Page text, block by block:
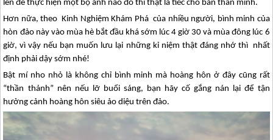
lên để thực hiện một bộ ảnh nào đó thì thật là tiếc cho bản thân mình.
Hơn nữa, theo Kinh Nghiệm Khám Phá của nhiều người, bình minh của
hòn đảo này vào mùa hè bắt đầu khá sớm lúc 4 giờ 30 và mùa đông lúc 6
giờ, vì vậy nếu bạn muốn lưu lại những kỉ niệm thật đáng nhớ thì nhất
định phải dậy sớm nhé!
Bật mí nho nhỏ là không chỉ bình minh mà hoàng hôn ở đây cũng rất
“thần thánh” nên nếu lỡ buổi sáng, bạn hãy cố gắng nán lại để tận
hưởng cảnh hoàng hôn siêu ảo diệu trên đảo.